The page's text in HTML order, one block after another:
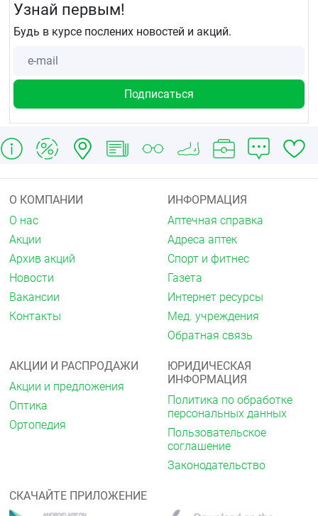
Узнай первым!
Будь в курсе послених новостей и акций.
О КОМПАНИИ
О нас
Акции
Архив акций
Новости
Вакансии
Контакты
ИНФОРМАЦИЯ
Аптечная справка
Адреса аптек
Спорт и фитнес
Газета
Интернет ресурсы
Мед. учреждения
Обратная связь
АКЦИИ И РАСПРОДАЖИ
Акции и предложения
Оптика
Ортопедия
ЮРИДИЧЕСКАЯ
ИНФОРМАЦИЯ
Политика по обработке
персональных данных
Пользовательское
соглашение
Законодательство
СКАЧАЙТЕ ПРИЛОЖЕНИЕ